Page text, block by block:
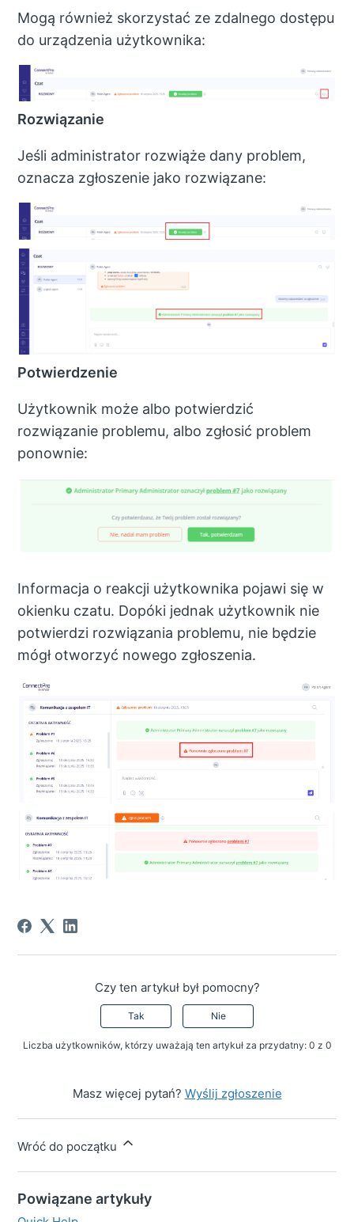
Mogą również skorzystać ze zdalnego dostępu
do urządzenia użytkownika:
Rozwiązanie
Jeśli administrator rozwiąże dany problem,
oznacza zgłoszenie jako rozwiązane:
Potwierdzenie
Użytkownik może albo potwierdzić
rozwiązanie problemu, albo zgłosić problem
ponownie:
Informacja o reakcji użytkownika pojawi się w
okienku czatu. Dopóki jednak użytkownik nie
potwierdzi rozwiązania problemu, nie będzie
mógł otworzyć nowego zgłoszenia.
Czy ten artykuł był pomocny?
Tak Nie
Liczba użytkowników, którzy uważają ten artykuł za przydatny: 0 z 0
Masz więcej pytań? Wyślij zgłoszenie
Wróć do początku
Powiązane artykuły